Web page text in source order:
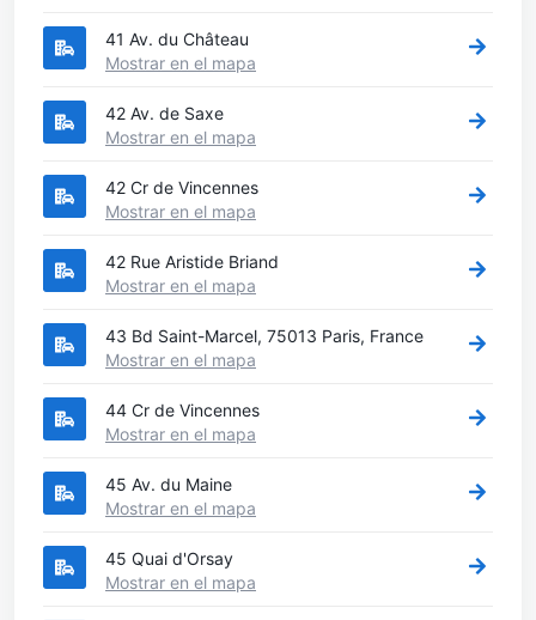
41 Av. du Château
Mostrar en el mapa
42 Av. de Saxe
Mostrar en el mapa
42 Cr de Vincennes
Mostrar en el mapa
42 Rue Aristide Briand
Mostrar en el mapa
43 Bd Saint-Marcel, 75013 Paris, France
Mostrar en el mapa
44 Cr de Vincennes
Mostrar en el mapa
45 Av. du Maine
Mostrar en el mapa
45 Quai d'Orsay
Mostrar en el mapa